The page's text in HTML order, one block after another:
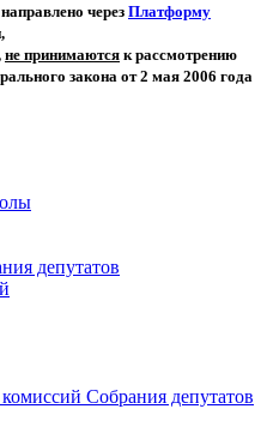
через Платформу
не принимаются к рассмотрению
закона от 2 мая 2006 года
депутатов
Собрания депутатов